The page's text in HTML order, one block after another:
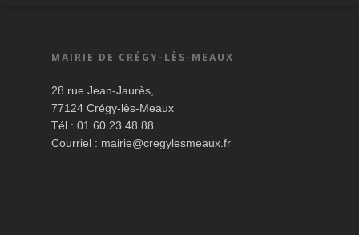
MAIRIE DE CRÉGY-LÈS-MEAUX
28 rue Jean-Jaurès,
77124 Crégy-lès-Meaux
Tél : 01 60 23 48 88
Courriel : mairie@cregylesmeaux.fr